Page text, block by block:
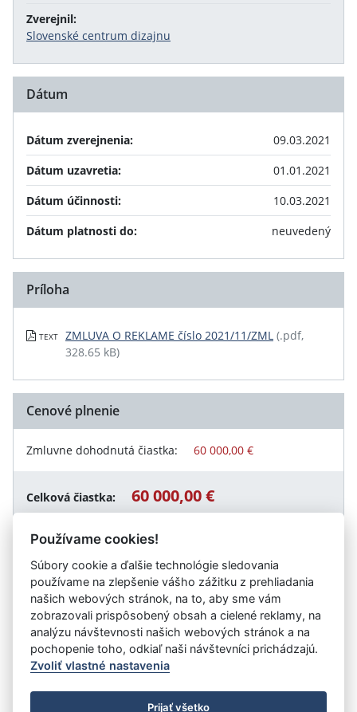
Zverejnil:
Slovenské centrum dizajnu
Dátum
Dátum zverejnenia:
09.03.2021
Dátum uzavretia:
01.01.2021
Dátum účinnosti:
10.03.2021
Dátum platnosti do:
neuvedený
Príloha
TEXT ZMLUVA O REKLAME číslo 2021/11/ZML (.pdf,
328.65 kB)
Cenové plnenie
Zmluvne dohodnutá čiastka: 60 000,00 €
Celková čiastka: 60 000,00 €
Návrat späť
Vystavil:Slovenské centrum dizajnu
Úrad vlády SR
- Všetky práva vyhradené
Používame cookies!
Súbory cookie a ďalšie technológie sledovania
používame na zlepšenie vášho zážitku z prehliadania
našich webových stránok, na to, aby sme vám
zobrazovali prispôsobený obsah a cielené reklamy, na
analýzu návštevnosti našich webových stránok a na
pochopenie toho, odkiaľ naši návštevníci prichádzajú.
Zvoliť vlastné nastavenia
Prijať všetko